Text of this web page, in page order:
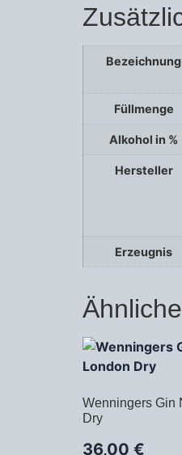
Bezeichnung
Füllmenge
Alkohol in %
Hersteller
Erzeugnis
Wenningers Gin
Dry
36,00 €